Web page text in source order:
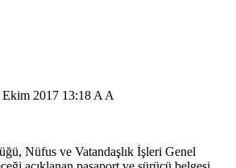
Ekim 2017 13:18 A A
Nüfus ve Vatandaşlık İşleri Genel